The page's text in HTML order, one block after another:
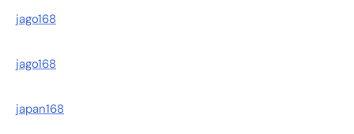
jago168
jago168
japan168